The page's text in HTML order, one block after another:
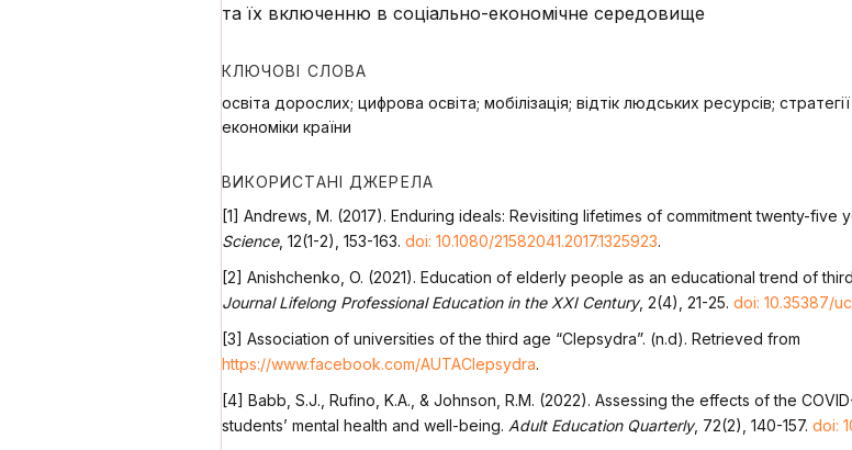
та їх включенню в соціально-економічне середовище
КЛЮЧОВІ СЛОВА
освіта дорослих; цифрова освіта; мобілізація; відтік людських ресурсів;
економіки країни
ВИКОРИСТАНІ ДЖЕРЕЛА
[1] Andrews, M. (2017). Enduring ideals: Revisiting lifetimes of commitment twenty-five
Science, 12(1-2), 153-163. doi: 10.1080/21582041.2017.1325923.
[2] Anishchenko, O. (2021). Education of elderly people as an educational trend of
Journal Lifelong Professional Education in the XXI Century, 2(4), 21-25. doi: 10.35387/
[3] Association of universities of the third age “Clepsydra”. (n.d). Retrieved from
https://www.facebook.com/AUTAClepsydra.
[4] Babb, S.J., Rufino, K.A., & Johnson, R.M. (2022). Assessing the effects of the
students’ mental health and well-being. Adult Education Quarterly, 72(2), 140-157. doi: